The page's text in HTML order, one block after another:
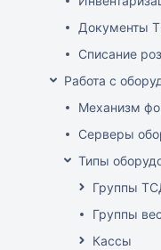
Документы
Списание
Работа с
Механизм
Серверы
Типы
Группы
Группы
Кассы